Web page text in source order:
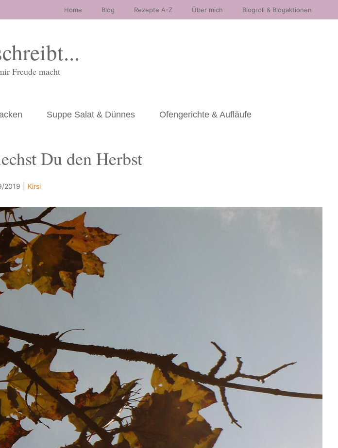
Home Blog Rezepte A-Z Über mich Blogroll & Blogaktionen
Freude macht
Suppe Salat & Dünnes Ofengerichte & Aufläufe
Du den Herbst
2019 Kirsi